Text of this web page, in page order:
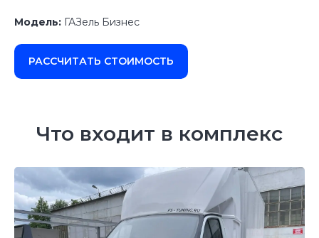
Модель: ГАЗель Бизнес
РАССЧИТАТЬ СТОИМОСТЬ
Что входит в комплекс